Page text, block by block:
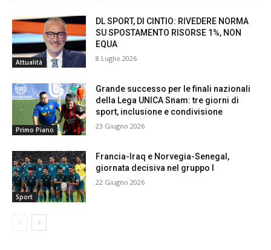
Attualità
DL SPORT, DI CINTIO: RIVEDERE NORMA
SU SPOSTAMENTO RISORSE 1%, NON
EQUA
8 Luglio 2026
Primo Piano
Grande successo per le finali nazionali
della Lega UNICA Snam: tre giorni di
sport, inclusione e condivisione
23 Giugno 2026
Sport
Francia-Iraq e Norvegia-Senegal,
giornata decisiva nel gruppo I
22 Giugno 2026